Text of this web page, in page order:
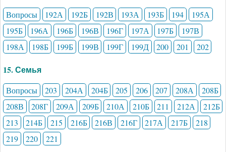
Вопросы 192А 192Б 192В 193А 193Б 194
195А
195Б
196А 196Б 196В 196Г 197А 197Б
197В
198А
198Б 199Б 199В 199Г 199Д 200 201 202
15. Семья
Вопросы 203 204А 204Б 205 206 207 208А
208Б
208В
208Г 209А 209Б 210А 210Б 211 212А
212Б
213
214Б 215 216Б 216В 216Г 217А 217Б
218
219
220 221